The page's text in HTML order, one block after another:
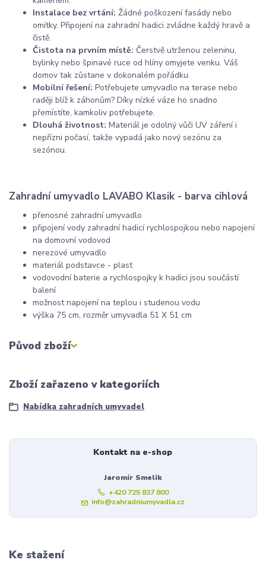
Instalace bez vrtání: Žádné poškození fasády nebo
omítky. Připojení na zahradní hadici zvládne každý hravě a
čistě.
Čistota na prvním místě: Čerstvě utrženou zeleninu,
bylinky nebo špinavé ruce od hlíny omyjete venku. Váš
domov tak zůstane v dokonalém pořádku.
Mobilní řešení: Potřebujete umyvadlo na terase nebo
raději blíž k záhonům? Díky nízké váze ho snadno
přemístíte, kamkoliv potřebujete.
Dlouhá životnost: Materiál je odolný vůči UV záření i
nepřízni počasí, takže vypadá jako nový sezónu za
sezónou.
Zahradní umyvadlo LAVABO Klasik - barva cihlová
přenosné zahradní umyvadlo
připojení vody zahradní hadicí rychlospojkou nebo napojení
na domovní vodovod
nerezové umyvadlo
materiál podstavce - plast
vodovodní baterie a rychlospojky k hadici jsou součástí
balení
možnost napojení na teplou i studenou vodu
výška 75 cm, rozměr umyvadla 51 X 51 cm
Původ zboží
Zboží zařazeno v kategoriích
Nabídka zahradních umyvadel
Kontakt na e-shop
Jaromír Smelik
+420 725 837 800
info@zahradniumyvadla.cz
Ke stažení